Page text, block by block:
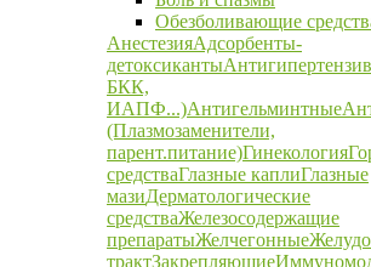
Обезболивающие
АнестезияАдсорбенты-
детоксиканты
БКК,
ИАПФ...)Антигельминтные
(Плазмозаменители,
парент.питание)Гинекология
средстваГлазные каплиГлазные
мазиДерматологические
средстваЖелезосодержащие
препаратыЖелчегонные
трактЗакрепляющие